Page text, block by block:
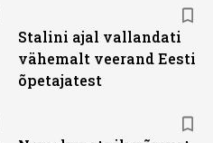
Stalini ajal vallandati
vähemalt veerand Eesti
õpetajatest